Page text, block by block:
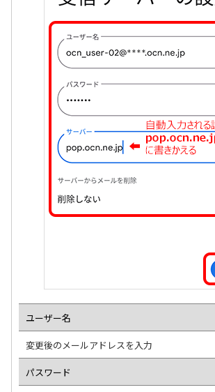
ユーザー名
変更後のメールアドレスを入力
パスワード